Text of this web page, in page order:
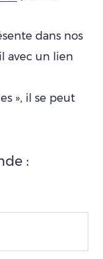
dans nos
avec un lien
», il se peut
: